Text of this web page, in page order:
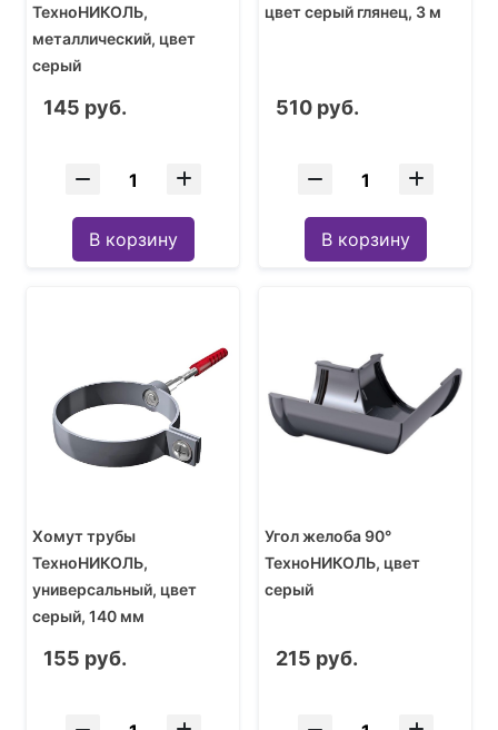
ТехноНИКОЛЬ,
металлический, цвет
серый
145 руб.
В корзину
цвет серый глянец, 3 м
510 руб.
В корзину
Хомут трубы
ТехноНИКОЛЬ,
универсальный, цвет
серый, 140 мм
155 руб.
Угол желоба 90°
ТехноНИКОЛЬ, цвет
серый
215 руб.